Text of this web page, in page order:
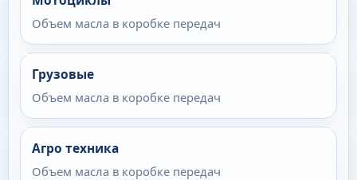
Объем масла в коробке передач
Грузовые
Объем масла в коробке передач
Агро техника
Объем масла в коробке передач